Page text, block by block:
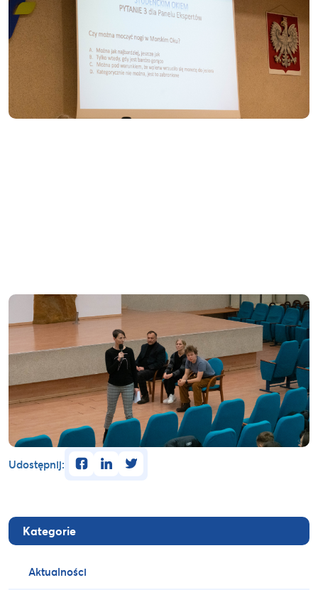
Kategorie
Aktualności
Udostępnij: facebooklinkedintwitter